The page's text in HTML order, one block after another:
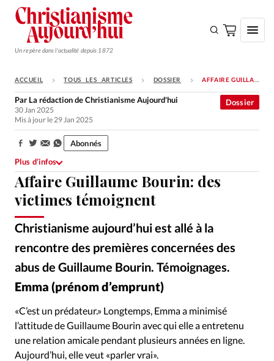
Un repère dans l'actualité depuis 1872
S'ABONNER
Monde
Opinions
Tous les articles
Faire un don
Emploi
Se connecter
Édition: Internationale
Devise:
RUBRIQUES
Tous les articles
Actualité chrétienne
Actualité internationale
Chronique
ACCUEIL TOUS LES ARTICLES DOSSIER AFFAIRE GUILLAUME BOURIN: DES VICTIMES TÉMOIGNENT
Affaire Guillaume Bourin: des
victimes témoignent
Christianisme aujourd’hui est allé à la
rencontre des premières concernées des
abus de Guillaume Bourin. Témoignages.
Dossier
Par La rédaction de Christianisme Aujourd'hui
30 Jan 2025
Mis à jour le 29 Jan 2025
Partager:
Abonnés
Plus d’infos
©GettyImages
Emma (prénom d’emprunt)
«C’est un prédateur.» Longtemps, Emma a minimisé
l’attitude de Guillaume Bourin avec qui elle a entretenu
une relation amicale pendant plusieurs années en ligne.
Aujourd’hui, elle veut «parler vrai».